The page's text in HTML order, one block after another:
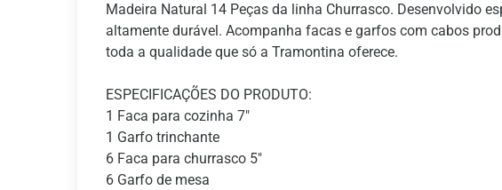
Madeira Natural 14 Peças da linha Churrasco. Desenvolvido
altamente durável. Acompanha facas e garfos com cabos
toda a qualidade que só a Tramontina oferece.
ESPECIFICAÇÕES DO PRODUTO:
1 Faca para cozinha 7"
1 Garfo trinchante
6 Faca para churrasco 5"
6 Garfo de mesa